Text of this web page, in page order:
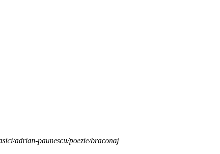
adrian-paunescu/poezie/braconaj